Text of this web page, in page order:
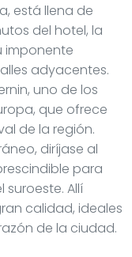
está llena de
del hotel, la
imponente
adyacentes.
uno de los
que ofrece
de la región.
diríjase al
para
Allí
calidad, ideales
de la ciudad.